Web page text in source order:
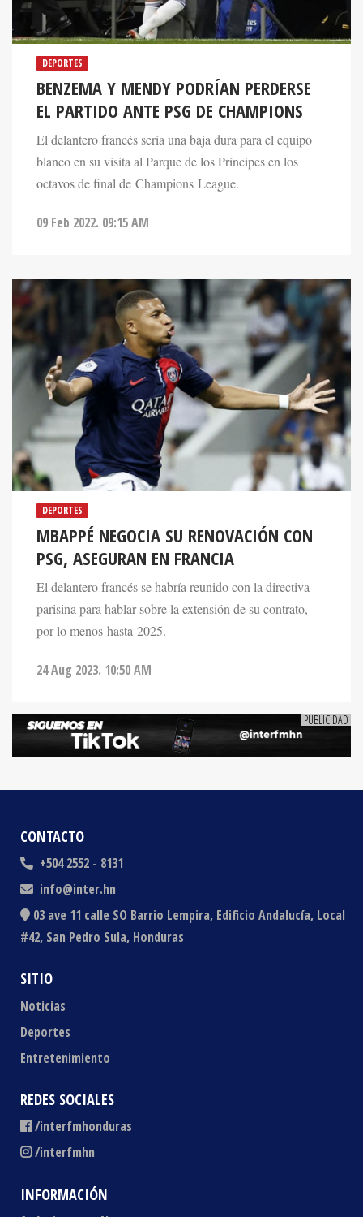
DEPORTES
BENZEMA Y MENDY PODRÍAN PERDERSE
EL PARTIDO ANTE PSG DE CHAMPIONS
El delantero francés sería una baja dura para el equipo
blanco en su visita al Parque de los Príncipes en los
octavos de final de Champions League.
DEPORTES
MBAPPÉ NEGOCIA SU RENOVACIÓN CON
PSG, ASEGURAN EN FRANCIA
El delantero francés se habría reunido con la directiva
parisina para hablar sobre la extensión de su contrato,
por lo menos hasta 2025.
CONTACTO
+504 2552 - 8131
info@inter.hn
03 ave 11 calle SO Barrio Lempira, Edificio Andalucía, Local
#42, San Pedro Sula, Honduras
SITIO
Noticias
Deportes
Entretenimiento
REDES SOCIALES
/interfmhonduras
/interfmhn
INFORMACIÓN